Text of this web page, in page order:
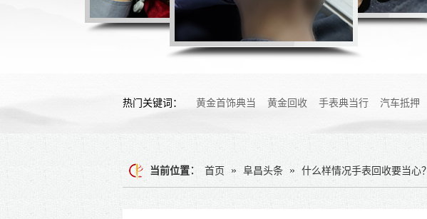
热门关键词： 黄金首饰典当 黄金回收 手表典当行 汽车抵押
当前位置 ： 首页 » 阜昌头条 » 什么样情况手表回收要当心？